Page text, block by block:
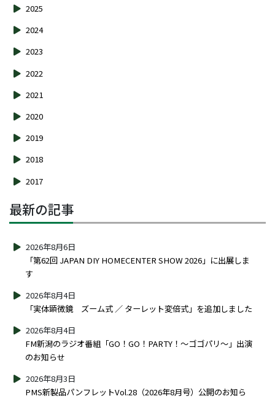
2025
2024
2023
2022
2021
2020
2019
2018
2017
最新の記事
「第62回 JAPAN DIY HOMECENTER SHOW 2026」に出展しま
す
2026年8月6日
「実体顕微鏡 ズーム式 ／ ターレット変倍式」を追加しました
2026年8月4日
FM新潟のラジオ番組「GO！GO！PARTY！～ゴゴパリ～」出演
のお知らせ
2026年8月4日
PMS新製品パンフレットVol.28（2026年8月号）公開のお知ら
2026年8月3日